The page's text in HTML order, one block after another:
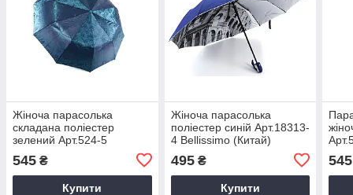
Жіноча парасолька
складана поліестер
зелений Арт.524-5
545 ₴
Купити
Жіноча парасолька
поліестер синій Арт.18313-
4 Bellissimo (Китай)
495₴
Купити
545